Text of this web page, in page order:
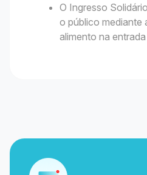
O Ingresso
o público mediante
alimento na